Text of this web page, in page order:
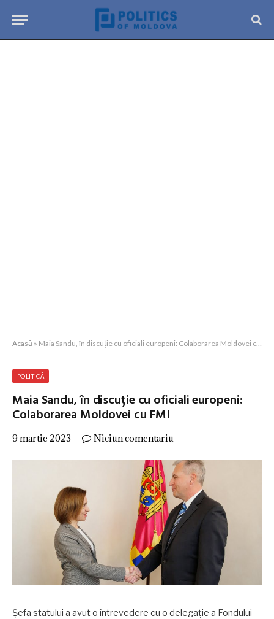
Acasă » Maia Sandu, în discuție cu oficiali europeni: Colaborarea Moldovei cu FMI
POLITICĂ
Maia Sandu, în discuție cu oficiali europeni:
Colaborarea Moldovei cu FMI
9 martie 2023 Niciun comentariu
Șefa statului a avut o întrevedere cu o delegație a Fondului